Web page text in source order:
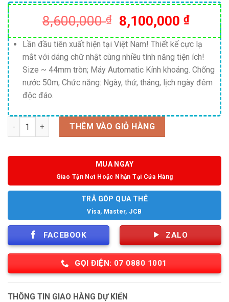
8,600,000₫
Giá
gốc
là:
8,600,000 ₫.
8,100,000 ₫Giá
hiện
tại
là:
Lần đầu tiên xuất hiện tại Việt Nam! Thiết kế cực lạ
mắt với dáng chữ nhật cùng nhiều tính năng tiện ích!
Size ~ 44mm tròn; Máy Automatic Kính khoáng. Chống
nước 50m; Chức năng: Ngày, thứ, tháng, lịch ngày đêm
độc đáo.
Số lượng THÊM VÀO GIỎ HÀNG
MUA NGAY
Giao Tận Nơi Hoặc Nhận Tại Cửa Hàng
TRẢ GÓP QUA THẺ
Visa, Master, JCB
FACEBOOK ZALO
GỌI ĐIỆN: 07 0880 1001
THÔNG TIN GIAO HÀNG DỰ KIẾN